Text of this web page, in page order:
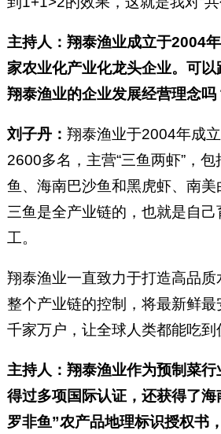
主持人：翔泰渔业成立于2004
家农业化产业化龙头企业。可以
翔泰渔业的企业发展经营理念吗
刘子丹： 翔泰渔业于2004年成
2600多名，主营“三鱼两虾”，
鱼、海南巴沙鱼和黑虎虾、南
三鱼是全产业链的，也就是自己
工。
翔泰渔业一直致力于打造高品
整个产业链的控制，将最新鲜
千家万户，让全球人类都能吃到
主持人：翔泰渔业作为预制菜
得过多项国际认证，还获得了
罗非鱼”农产品地理标识授权书